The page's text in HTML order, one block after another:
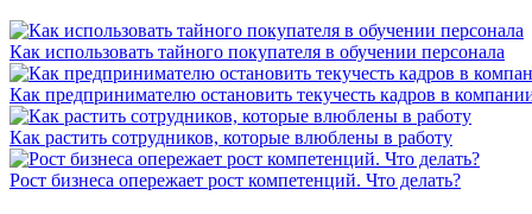
Как использовать тайного покупателя‎ в обучении персонала
Как предпринимателю остановить текучесть кадров в
Как растить сотрудников, которые влюблены в работу
Рост бизнеса опережает рост компетенций. Что делать?